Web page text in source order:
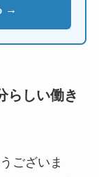
→
らしい働き
ございま